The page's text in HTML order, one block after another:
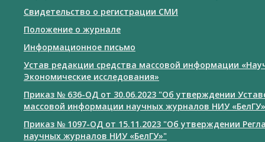
Свидетельство о регистрации СМИ
Положение о журнале
Информационное письмо
Устав редакции средства массовой информации
Экономические исследования»
Приказ № 636-ОД от 30.06.2023 "Об утверждении
массовой информации научных журналов НИУ «БелГУ»
Приказ № 1097-ОД от 15.11.2023 "Об утверждении
научных журналов НИУ «БелГУ»"